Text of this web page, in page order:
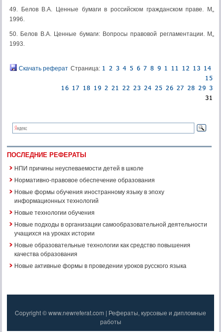
49. Белов В.А. Ценные бумаги в российском гражданском праве. М„
1996.
50. Белов В.А. Ценные бумаги: Вопросы правовой регламентации. М„
1993.
Скачать реферат Страница:
ПОСЛЕДНИЕ РЕФЕРАТЫ
НПИ причины неуспеваемости детей в школе
Нормативно-правовое обеспечение образования
Новые формы обучения иностранному языку в эпоху
информационных технологий
Новые технологии обучения
Новые подходы в организации самообразовательной деятельности
учащихся на уроках истории
Новые образовательные технологии как средство повышения
качества образования
Новые активные формы в проведении уроков русского языка
Copyright © www.newreferat.com | Рефераты, курсовые и дипломные
работы